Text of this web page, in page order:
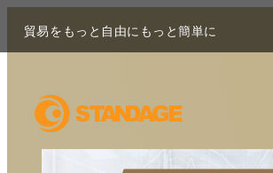
貿易をもっと自由にもっと簡単に